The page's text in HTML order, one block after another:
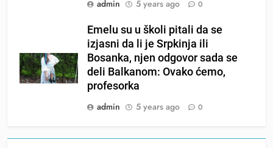
admin
5 years ago 0
Emelu su u školi pitali da se
izjasni da li je Srpkinja ili
Bosanka, njen odgovor sada se
deli Balkanom: Ovako ćemo,
profesorka
admin
5 years ago 0